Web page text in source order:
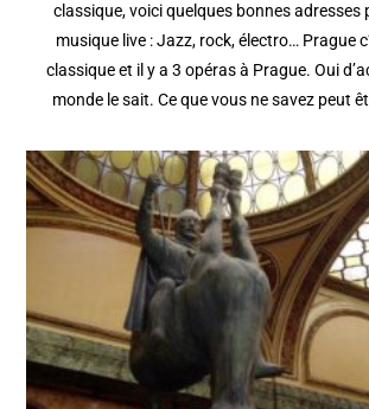
classique, voici quelques bonnes adresses
musique live : Jazz, rock, électro… Prague
classique et il y a 3 opéras à Prague. Oui
monde le sait. Ce que vous ne savez peut